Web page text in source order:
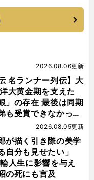
名ランナー列伝】大
大黄金期を支えた
」の存在 最後は同期
も受賞できなかった
く
2026.08.06更新
が描く引き際の美学
自分も見せたい」
人生に影響を与え
の死にも言及
2026.08.05更新